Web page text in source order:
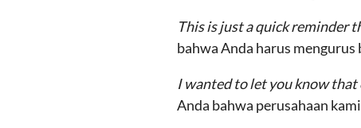
This is just a quick reminder
bahwa Anda harus mengurus
I wanted to let you know
Anda bahwa perusahaan